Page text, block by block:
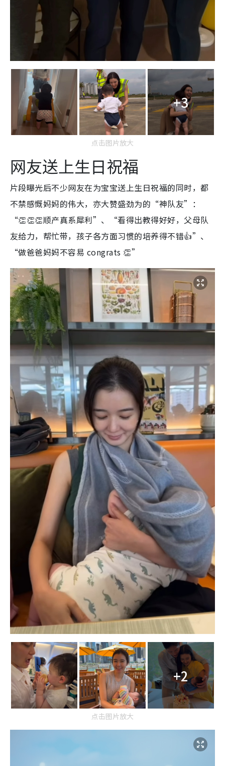
+3
点击图片放大
网友送上生日祝福
片段曝光后不少网友在为宝宝送上生日祝福的同时，都
不禁感慨妈妈的伟大，亦大赞盛劲为的“神队友”：
“👏👏👏顺产真系犀利”、“看得出教得好好，父母队
友给力，帮忙带，孩子各方面习惯的培养得不错👍”、
“做爸爸妈妈不容易 congrats 👏”
+2
点击图片放大